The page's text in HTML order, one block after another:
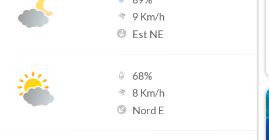
9 Km/h
Est NE
68%
8 Km/h
Nord E